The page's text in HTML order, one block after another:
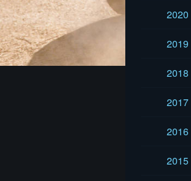
2020
2019
2018
2017
2016
2015